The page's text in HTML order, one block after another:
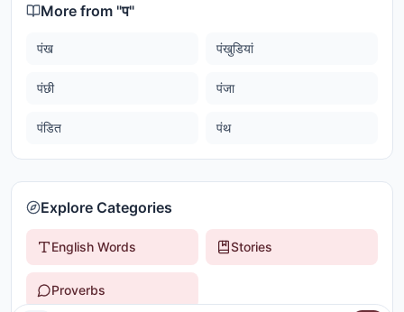
More from "प"
पंख पंखुडियां
पंछी पंजा
पंडित पंथ
Explore Categories
English Words Stories
Proverbs